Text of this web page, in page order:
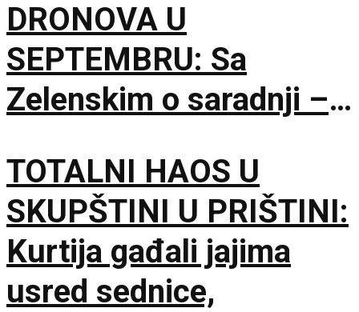
DRONOVA U
SEPTEMBRU: Sa
Zelenskim o saradnji –
partneri
TOTALNI HAOS U
SKUPŠTINI U PRIŠTINI:
Kurtija gađali jajima
usred sednice,